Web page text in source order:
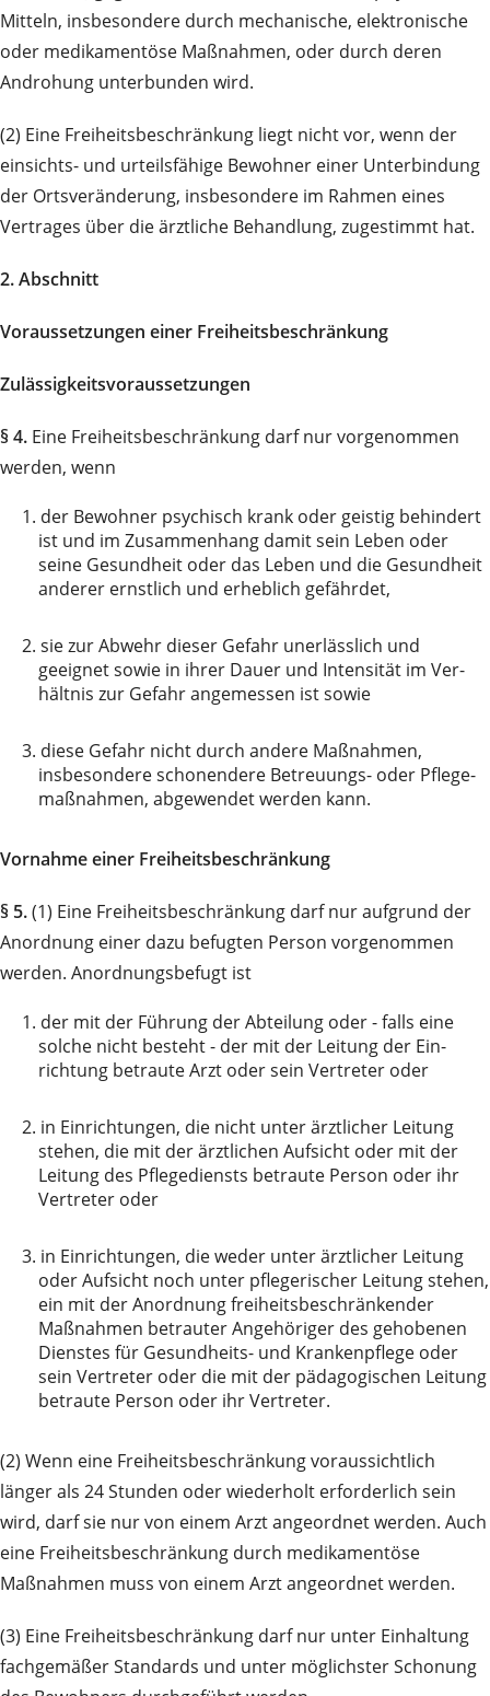
Mitteln, insbesondere durch mechanische, elektronische
oder medikamentöse Maß­nahmen, oder durch deren
Androhung unter­bunden wird.
(2) Eine Freiheitsbeschränkung liegt nicht vor, wenn der
einsichts- und urteilsfähige Bewohner einer Un­ter­bindung
der Ortsveränderung, insbesondere im Rahmen eines
Vertrages über die ärztliche Behand­lung, zugestimmt hat.
2. Abschnitt
Voraussetzungen einer Freiheitsbeschränkung
Zulässigkeitsvoraussetzungen
§ 4. Eine Freiheitsbeschränkung darf nur vorgenommen
werden, wenn
1. der Bewohner psychisch krank oder geistig behindert
ist und im Zusammenhang damit sein Leben oder
seine Gesundheit oder das Leben und die Gesundheit
anderer ernstlich und erheblich ge­fähr­det,
2. sie zur Abwehr dieser Gefahr unerlässlich und
geeignet sowie in ihrer Dauer und Intensität im Ver­
hältnis zur Gefahr angemessen ist sowie
3. diese Gefahr nicht durch andere Maßnahmen,
insbesondere schonendere Betreuungs- oder Pflege­
maß­nahmen, abgewendet werden kann.
Vornahme einer Freiheitsbeschränkung
§ 5.(1) Eine Freiheitsbeschränkung darf nur aufgrund der
Anordnung einer dazu befugten Person vor­ge­nom­men
werden. Anordnungsbefugt ist
1. der mit der Führung der Abteilung oder - falls eine
solche nicht besteht - der mit der Leitung der Ein­­
richtung betraute Arzt oder sein Vertreter oder
2. in Einrichtungen, die nicht unter ärztlicher Leitung
stehen, die mit der ärztlichen Aufsicht oder mit der
Leitung des Pflege­diensts betraute Person oder ihr
Vertreter oder
3. in Einrichtungen, die weder unter ärztlicher Leitung
oder Aufsicht noch unter pflegerischer Leitung stehen,
ein mit der Anordnung freiheitsbeschränkender
Maßnahmen be­trauter Angehöriger des gehobenen
Dienstes für Gesundheits- und Krankenpflege oder
sein Vertreter oder die mit der päda­go­gischen Leitung
betraute Person oder ihr Vertreter.
(2) Wenn eine Freiheitsbeschränkung voraussichtlich
länger als 24 Stunden oder wiederholt er­for­der­­lich sein
wird, darf sie nur von einem Arzt angeordnet werden. Auch
eine Freiheitsbe­schrän­kung durch me­di­­kamen­töse
Maßnahmen muss von einem Arzt angeordnet werden.
(3) Eine Freiheitsbeschränkung darf nur unter Einhaltung
fachgemäßer Standards und unter mög­lich­ster Schonung